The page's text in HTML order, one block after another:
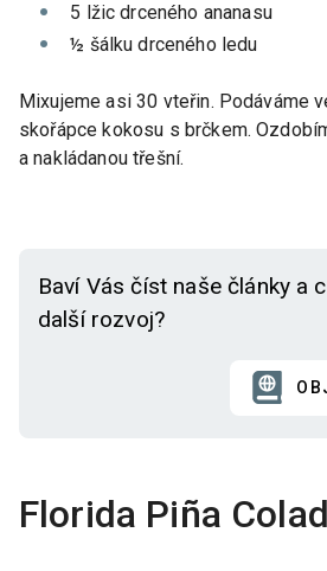
5 lžic drceného ananasu
½ šálku drceného ledu
Mixujeme asi 30 vteřin. Podáváme
skořápce kokosu s brčkem.
a nakládanou třešní.
Baví Vás číst naše články a
další rozvoj?
Florida Piña